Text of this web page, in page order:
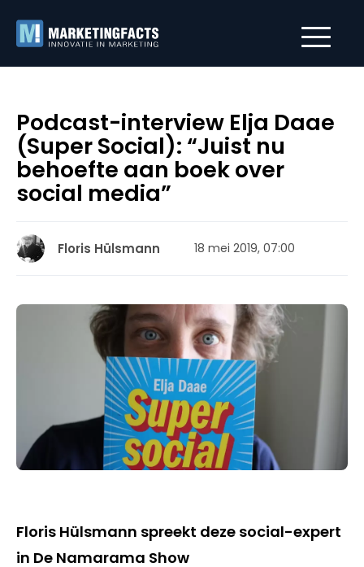
Podcast-interview Elja Daae
(Super Social): “Juist nu
behoefte aan boek over
social media”
Floris Hülsmann 18 mei 2019, 07:00
Floris Hülsmann spreekt deze social-expert
in De Namarama Show